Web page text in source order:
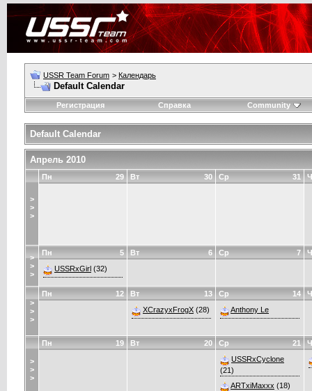
USSR Team Forum > Календарь
Default Calendar
Регистрация Справка Community
Default Calendar
Апрель 2010
>
>
>
29
Пн 30
Вт 31
Ср
>
>
>
5
Пн
USSRxGirl (32)
6
Вт 7
Ср
>
>
>
12
Пн 13
Вт
XCrazyxFrogX (28)
14
Ср
Anthony Le
>
>
>
19
Пн 20
Вт 21
Ср
USSRxCyclone
(21)
ARTxiMaxxx (18)